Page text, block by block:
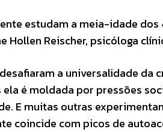
estudam a meia-idade
Hollen Reischer, psicóloga
a universalidade da
é moldada por pressões
E muitas outras
coincide com picos de